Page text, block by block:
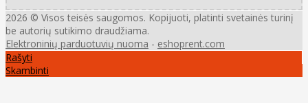
2026 © Visos teisės saugomos. Kopijuoti, platinti svetainės turinį
be autorių sutikimo draudžiama.
Elektroninių parduotuvių nuoma - eshoprent.com
Rašyti
Skambinti